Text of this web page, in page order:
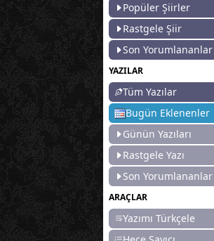
Popüler Şiirler
Rastgele Şiir
Son Yorumlananlar
YAZILAR
Tüm Yazılar
Bugün Eklenenler
Günün Yazıları
Rastgele Yazı
Son Yorumlananlar
ARAÇLAR
Yazımı Türkçele